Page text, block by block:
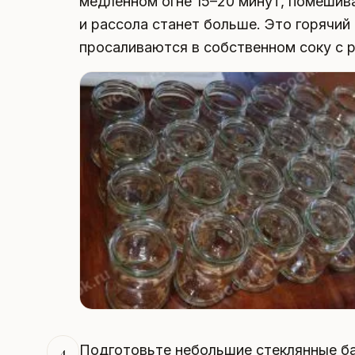
и рассола станет больше. Это
просаливаются в собственном соку с
Подготовьте небольшие стеклянные